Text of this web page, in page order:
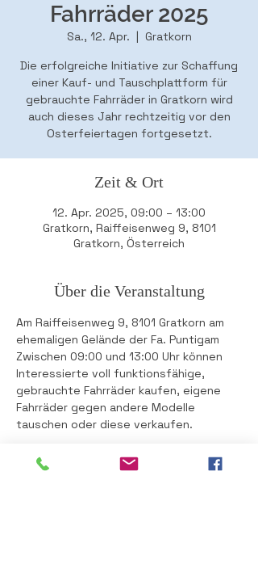
Fahrräder 2025
Sa., 12. Apr.
  |
Gratkorn
Die erfolgreiche Initiative zur Schaffung
einer Kauf- und Tauschplattform für
gebrauchte Fahrräder in Gratkorn wird
auch dieses Jahr rechtzeitig vor den
Osterfeiertagen fortgesetzt.
Zeit & Ort
12. Apr. 2025, 09:00 – 13:00
Gratkorn, Raiffeisenweg 9, 8101
Gratkorn, Österreich
Über die Veranstaltung
Am Raiffeisenweg 9, 8101 Gratkorn am
ehemaligen Gelände der Fa. Puntigam
Zwischen 09:00 und 13:00 Uhr können
Interessierte voll funktionsfähige,
gebrauchte Fahrräder kaufen, eigene
Fahrräder gegen andere Modelle
tauschen oder diese verkaufen.
Bitte beachten: Der Kauf und Tausch
auf dem Fahrrad-Flohmarkt unterliegt